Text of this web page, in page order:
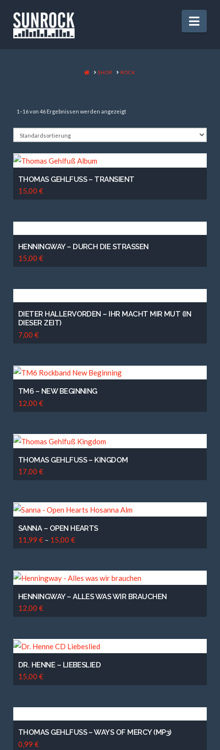
HOME
SHOP ROCK
1–16 von 46 Ergebnissen werden angezeigt
THOMAS GEHLFUSS – TRANSIENT
15,00 €
HENNINGWAY – DURCH DIE STRASSEN
15,00 €
DIETER HALLERVORDEN – IHR MACHT MIR MUT (IN
DIESER ZEIT)
7,00 €
TM6 – NEW BEGINNING
12,00 €
THOMAS GEHLFUSS – KINGDOM
17,00 €
SANNA – OPEN HEARTS
11,99 €– 15,00 €
HENNINGWAY – ALLES WAS WIR BRAUCHEN
12,00 €
DR. HENNE – LIEBESLIED
15,00 €
THOMAS GEHLFUSS – WAYS OF MERCY (MP3)
0,99 €